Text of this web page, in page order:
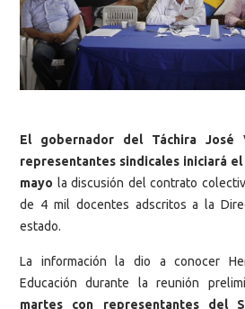
El gobernador del Táchira José
representantes sindicales iniciará
mayo la discusión del contrato
de 4 mil docentes adscritos a la
estado.
La información la dio a conocer
Educación durante la reunión
martes con representantes del